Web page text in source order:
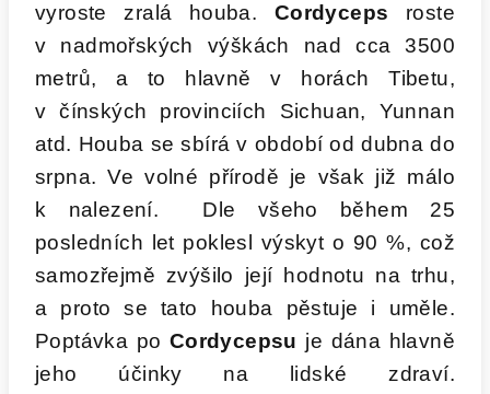
vyroste zralá houba. Cordyceps roste
v nadmořských výškách nad cca 3500
metrů, a to hlavně v horách Tibetu,
v čínských provinciích Sichuan, Yunnan
atd. Houba se sbírá v období od dubna do
srpna. Ve volné přírodě je však již málo
k nalezení. Dle všeho během 25
posledních let poklesl výskyt o 90 %, což
samozřejmě zvýšilo její hodnotu na trhu,
a proto se tato houba pěstuje i uměle.
Poptávka po Cordycepsu je dána hlavně
jeho účinky na lidské zdraví.